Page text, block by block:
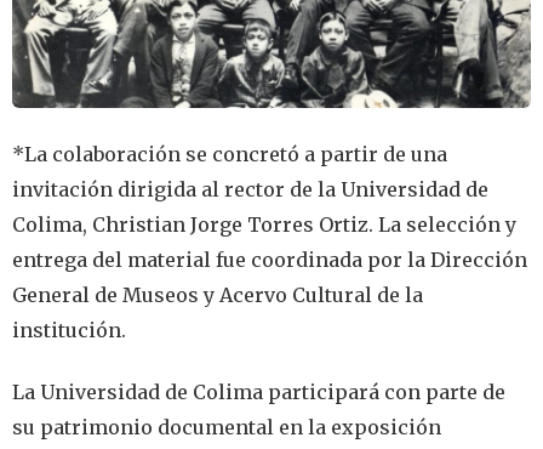
*La colaboración se concretó a partir de una
invitación dirigida al rector de la Universidad de
Colima, Christian Jorge Torres Ortiz. La selección y
entrega del material fue coordinada por la Dirección
General de Museos y Acervo Cultural de la
institución.
La Universidad de Colima participará con parte de
su patrimonio documental en la exposición